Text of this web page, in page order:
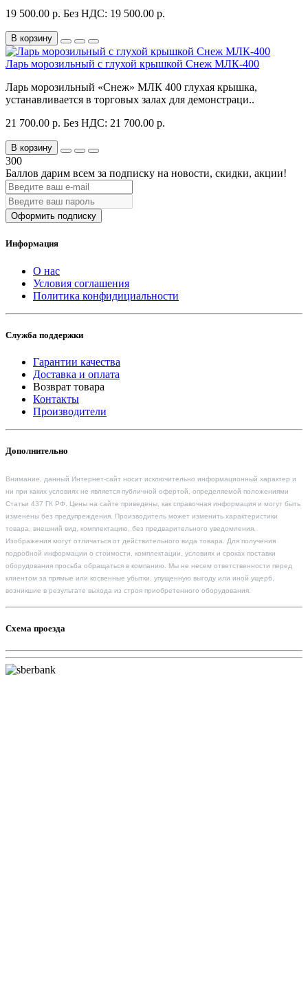
19 500.00 р. Без НДС: 19 500.00 р.
В корзину
Ларь морозильный с глухой крышкой Снеж МЛК-400
Ларь морозильный «Снеж» МЛК 400 глухая крышка,
устанавливается в торговых залах для демонстраци..
21 700.00 р. Без НДС: 21 700.00 р.
В корзину
300
Баллов дарим всем за подписку на новости, скидки, акции!
Оформить подписку
Информация
О нас
Условия соглашения
Политика конфидициальности
Служба поддержки
Гарантии качества
Доставка и оплата
Возврат товара
Контакты
Производители
Дополнительно
Внимание, данный Интернет-сайт носит исключительно информационный характер и
ни при каких условиях не является публичной офертой, определяемой положениями
Статьи 437 ГК РФ. Цены на сайте приведены, как справочная информация и могут быть
изменены без предупреждения. Производитель может изменить характеристики
товара, внешний вид, комплектацию, без предварительного уведомления.
Изображения могут отличаться от действительного вида товара. Для получения
подробной информации о стоимости, комплектации, условиях и сроках поставки
оборудования просьба обращаться в компанию. Мы не несем ответственности перед
клиентом за прямые или косвенные убытки, упущенную выгоду или иной ущерб,
возникшие в результате выхода из строя приобретенного оборудования.
Схема проезда